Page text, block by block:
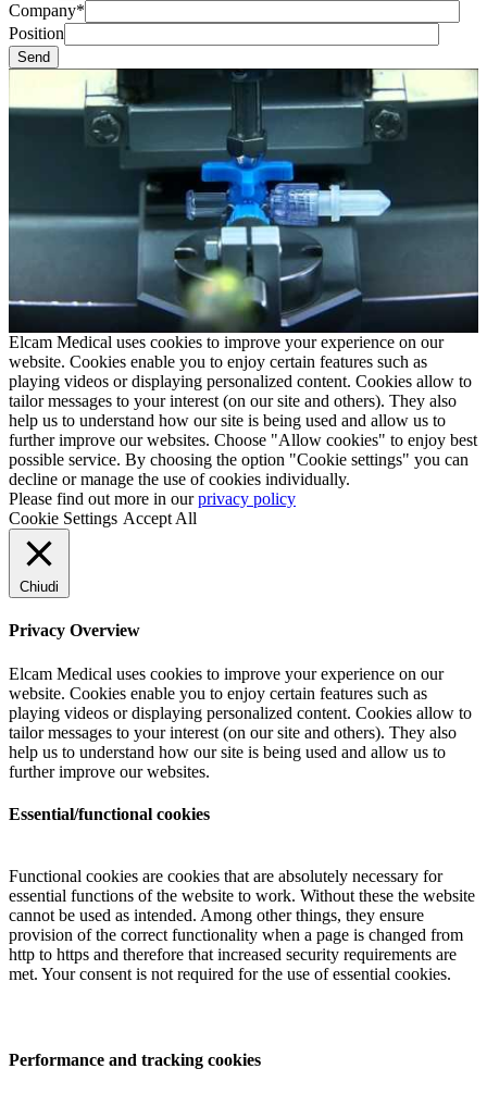
Company*
Position
Elcam Medical uses cookies to improve your experience on our
website. Cookies enable you to enjoy certain features such as
playing videos or displaying personalized content. Cookies allow to
tailor messages to your interest (on our site and others). They also
help us to understand how our site is being used and allow us to
further improve our websites. Choose "Allow cookies" to enjoy best
possible service. By choosing the option "Cookie settings" you can
decline or manage the use of cookies individually.
Please find out more in ourprivacy policy
Cookie Settings Accept All
Chiudi
Privacy Overview
Elcam Medical uses cookies to improve your experience on our
website. Cookies enable you to enjoy certain features such as
playing videos or displaying personalized content. Cookies allow to
tailor messages to your interest (on our site and others). They also
help us to understand how our site is being used and allow us to
further improve our websites.
Essential/functional cookies
Functional cookies are cookies that are absolutely necessary for
essential functions of the website to work. Without these the website
cannot be used as intended. Among other things, they ensure
provision of the correct functionality when a page is changed from
http to https and therefore that increased security requirements are
met. Your consent is not required for the use of essential cookies.
Performance and tracking cookies